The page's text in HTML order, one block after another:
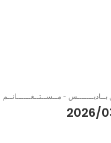
بــاديـــــــس - مــســتــغــــــانــم